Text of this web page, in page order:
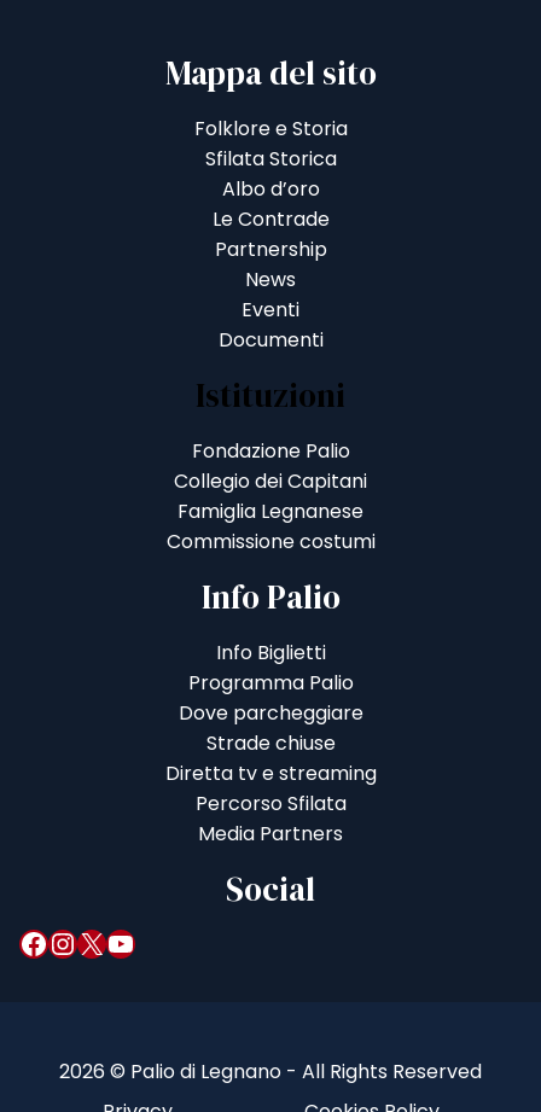
Mappa del sito
Folklore e Storia
Sfilata Storica
Albo d’oro
Le Contrade
Partnership
News
Eventi
Documenti
Istituzioni
Fondazione Palio
Collegio dei Capitani
Famiglia Legnanese
Commissione costumi
Info Palio
Info Biglietti
Programma Palio
Dove parcheggiare
Strade chiuse
Diretta tv e streaming
Percorso Sfilata
Media Partners
Social
Facebook InstagramX YouTube
2026 © Palio di Legnano - All Rights Reserved